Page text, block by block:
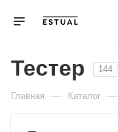
Тестер 144
Главная — Каталог —